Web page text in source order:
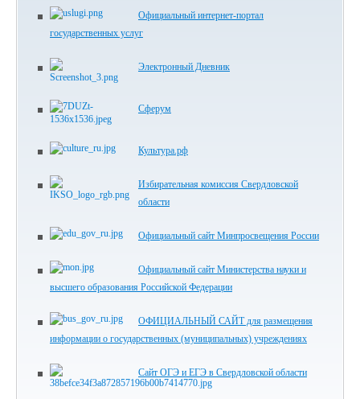
Официальный интернет-портал
государственных услуг
Электронный Дневник
Сферум
Культура.рф
Избирательная комиссия Свердловской
области
Официальный сайт Минпросвещения России
Официальный сайт Министерства науки и
высшего образования Российской Федерации
ОФИЦИАЛЬНЫЙ САЙТ для размещения
информации о государственных (муниципальных) учреждениях
Сайт ОГЭ и ЕГЭ в Свердловской области